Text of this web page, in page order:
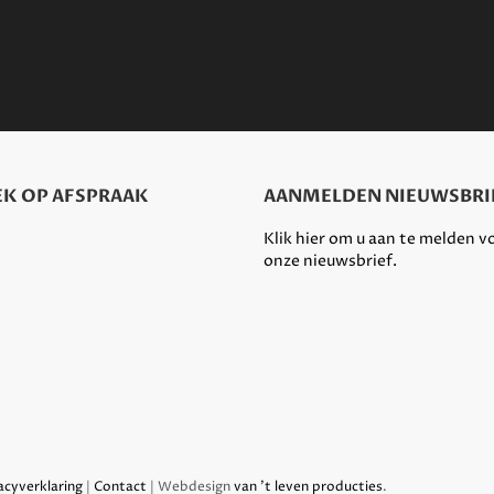
OP AFSPRAAK AANMELDEN
Klik hier om u aan te melden
onze nieuwsbrief.
| Contact | Webdesignvan 't leven producties.